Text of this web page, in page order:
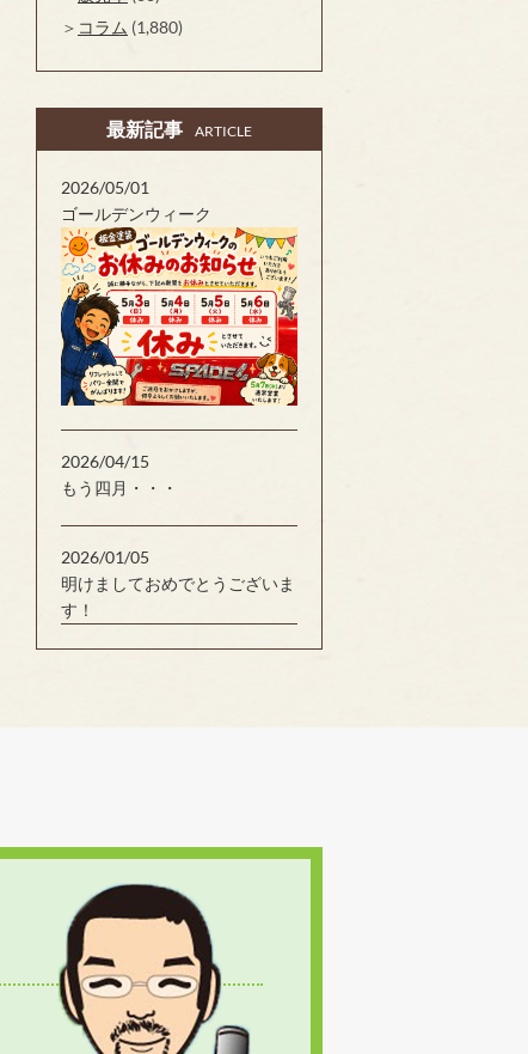
コラム (1,880)
最新記事 ARTICLE
2026/05/01
ゴールデンウィーク
2026/04/15
もう四月・・・
2026/01/05
明けましておめでとうございま
す！